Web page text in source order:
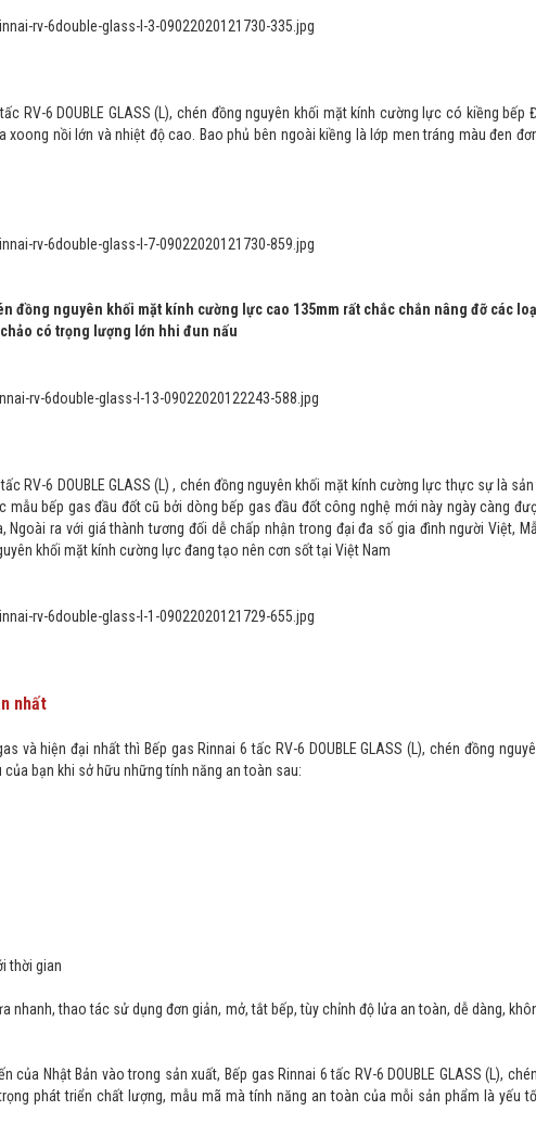
RV-6 DOUBLE GLASS (L), chén đồng nguyên khối mặt kính cường lực có kiềng bếp
nồi lớn và nhiệt độ cao. Bao phủ bên ngoài kiềng là lớp men tráng màu đen
đồng nguyên khối mặt kính cường lực cao 135mm rất chắc chắn nâng đỡ các
chảo có trọng lượng lớn hhi đun nấu
RV-6 DOUBLE GLASS (L) , chén đồng nguyên khối mặt kính cường lực thực sự là
mẫu bếp gas đầu đốt cũ bởi dòng bếp gas đầu đốt công nghệ mới này ngày càng
ra với giá thành tương đối dễ chấp nhận trong đại đa số gia đình người Việt,
khối mặt kính cường lựcđang tạo nên cơn sốt tại Việt Nam
nhất
và hiện đại nhất thì Bếp gas Rinnai 6 tấc RV-6 DOUBLE GLASS (L), chén đồng
bạn khi sở hữu những tính năng an toàn sau:
thời gian
nhanh, thao tác sử dụng đơn giản, mở, tắt bếp, tùy chỉnh độ lửa an toàn, dễ dàng,
Nhật Bản vào trong sản xuất, Bếp gas Rinnai 6 tấc RV-6 DOUBLE GLASS (L),
phát triển chất lượng, mẫu mã mà tính năng an toàn của mỗi sản phẩm là yếu